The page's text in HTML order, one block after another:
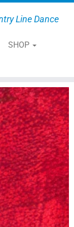
Line Dance
SHOP